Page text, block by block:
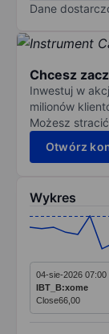
Dane
Chcesz
Inwestuj w
milionów
Możesz
Otwórz
Wykres
Line chart
The chart
The chart
04-sie-2026 07:00
IBT_B:xome
Close66,00